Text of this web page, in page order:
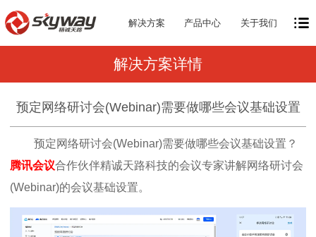
解决方案 产品中心 关于我们
解决方案详情
预定网络研讨会(Webinar)需要做哪些会议基础设置
预定网络研讨会(Webinar)需要做哪些会议基础设置？
腾讯会议合作伙伴精诚天路科技的会议专家讲解网络研讨会
(Webinar)的会议基础设置。